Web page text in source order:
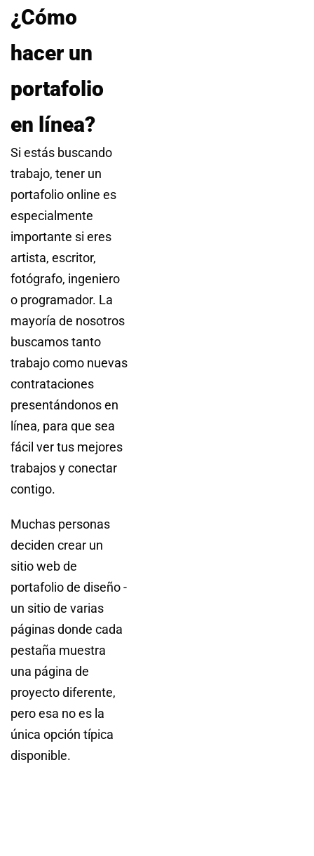
¿Cómo
hacer un
portafolio
en línea?
Si estás buscando
trabajo, tener un
portafolio online es
especialmente
importante si eres
artista, escritor,
fotógrafo, ingeniero
o programador. La
mayoría de nosotros
buscamos tanto
trabajo como nuevas
contrataciones
presentándonos en
línea, para que sea
fácil ver tus mejores
trabajos y conectar
contigo.
Muchas personas
deciden crear un
sitio web de
portafolio de diseño -
un sitio de varias
páginas donde cada
pestaña muestra
una página de
proyecto diferente,
pero esa no es la
única opción típica
disponible.